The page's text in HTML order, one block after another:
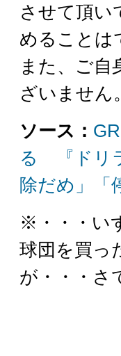
させて頂
めることは
また、ご自
ざいません
ソース：
る 『ドリ
除だめ」「
※・・・い
球団を買っ
が・・・さ